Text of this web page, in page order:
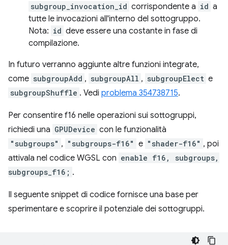
subgroup_invocation_id corrispondente a id a
tutte le invocazioni all'interno del sottogruppo.
Nota: id deve essere una costante in fase di
compilazione.
In futuro verranno aggiunte altre funzioni integrate,
come subgroupAdd , subgroupAll , subgroupElect e
subgroupShuffle . Vedi problema 354738715.
Per consentire f16 nelle operazioni sui sottogruppi,
richiedi una GPUDevice con le funzionalità
"subgroups" , "subgroups-f16" e "shader-f16" , poi
attivala nel codice WGSL con enable f16, subgroups,
subgroups_f16; .
Il seguente snippet di codice fornisce una base per
sperimentare e scoprire il potenziale dei sottogruppi.